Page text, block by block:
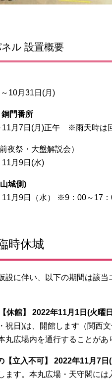
ル 設置概要
10月31日(月)
門番所
11月7日(月)正午 ※雨天時は
前夜祭・大盤解説会）
11月9日(水)
城側)
11月9日（水） ※9：00～17
時休城
設に伴い、以下の期間は該
休館】 2022年11月1日(火曜
日)は、開館します（関西文
広場内を通行することがあ
【立入不可】 2022年11月7
す。本丸広場・天守閣には